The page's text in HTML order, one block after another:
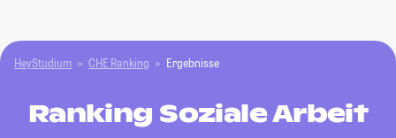
HeyStudium CHE Ranking Ergebnisse
Ranking Soziale Arbeit